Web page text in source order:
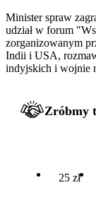
Minister spraw
udział w forum
zorganizowanym
Indii i USA,
indyjskich i wojnie
Zróbmy
25 zł